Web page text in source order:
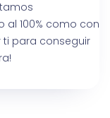
al 100% como con
ti para conseguir